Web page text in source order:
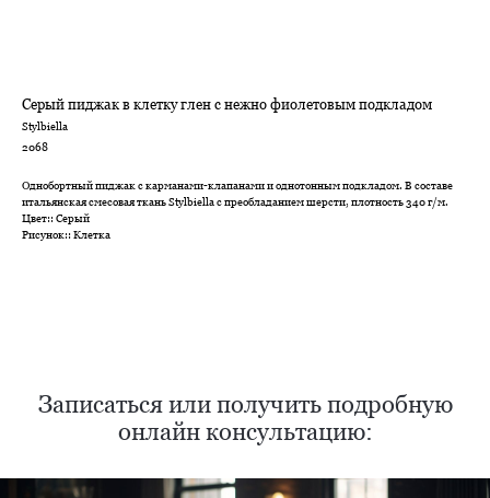
Серый пиджак в клетку глен с нежно фиолетовым подкладом
Stylbiella
2068
Однобортный пиджак с карманами-клапанами и однотонным подкладом. В составе
итальянская смесовая ткань Stylbiella с преобладанием шерсти, плотность 340 г/м.
Цвет:: Серый
Рисунок:: Клетка
Записаться или получить подробную
онлайн консультацию:
Какой фасон подойдет именно вам?